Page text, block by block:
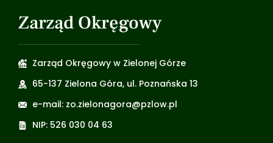
Zarząd Okręgowy
Zarząd Okręgowy w Zielonej Górze
65-137 Zielona Góra, ul. Poznańska 13
e-mail: zo.zielonagora@pzlow.pl
NIP: 526 030 04 63